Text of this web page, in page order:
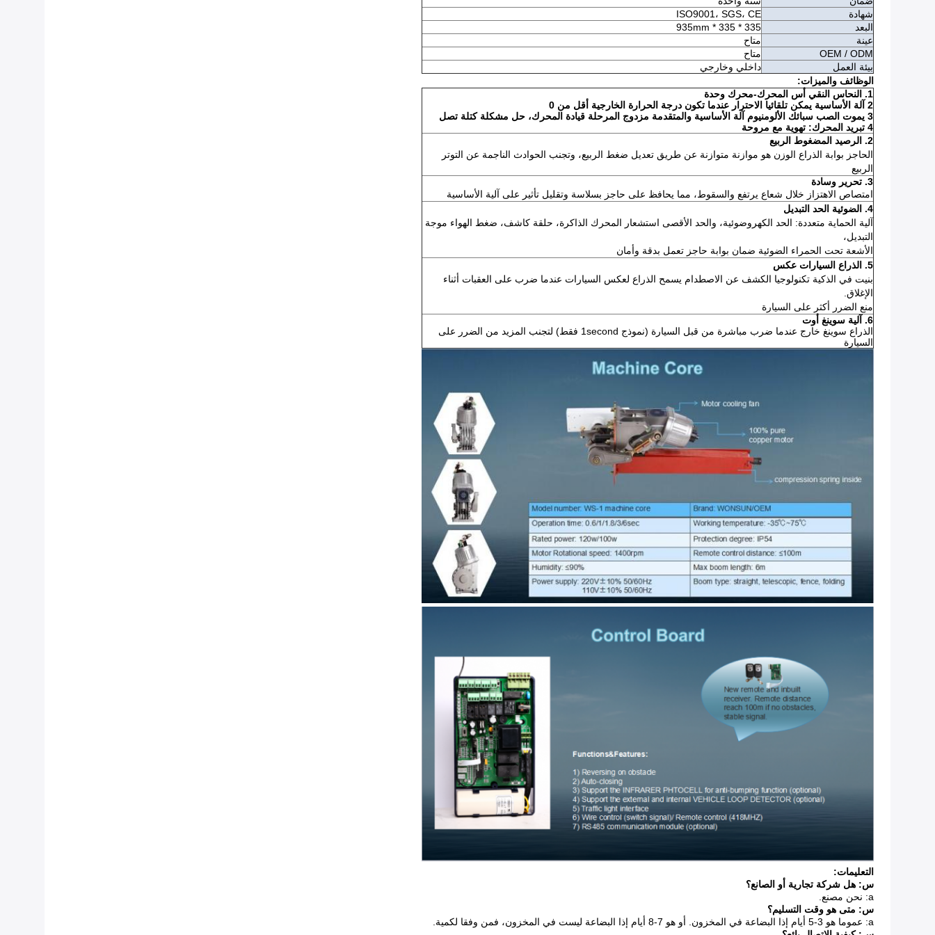
شهادة
ISO9001، SGS، CE
البعد
335 * 335 * 935mm
عينة
متاح
OEM / ODM
متاح
بيئة العمل
داخلي وخارجي
الوظائف والميزات:
1. النحاس النقي أس المحرك-محرك وحدة
2 آلة الأساسية يمكن تلقائيا الاحترار عندما تكون درجة الحرارة الخارجية أقل من 0
3 يموت الصب سبائك الألومنيوم آلة الأساسية والمتقدمة مزدوج المرحلة قيادة المحرك، حل مشكلة كتلة تصل
4 تبريد المحرك: تهوية مع مروحة
2. الرصيد المضغوط الربيع
الحاجز بوابة الذراع الوزن هو موازنة متوازنة عن طريق تعديل ضغط الربيع، وتجنب الحوادث الناجمة عن التوتر
الربيع
3. تحرير وسادة
امتصاص الاهتزاز خلال شعاع يرتفع والسقوط، مما يحافظ على حاجز بسلاسة وتقليل تأثير على آلية الأساسية
4. الضوئية الحد التبديل
آلية الحماية متعددة: الحد الكهروضوئية، والحد الأقصى استشعار المحرك الذاكرة، حلقة كاشف، ضغط الهواء موجة
التبديل،
الأشعة تحت الحمراء الضوئية ضمان بوابة حاجز تعمل بدقة وأمان
5. الذراع السيارات عكس
بنيت في الذكية تكنولوجيا الكشف عن الاصطدام يسمح الذراع لعكس السيارات عندما ضرب على العقبات أثناء
الإغلاق.
منع الضرر أكثر على السيارة
6. آلية سوينغ أوت
الذراع سوينغ خارج عندما ضرب مباشرة من قبل السيارة (نموذج 1second فقط) لتجنب المزيد من الضرر على
السيارة
التعليمات:
س: هل شركة تجارية أو الصانع؟
a: نحن مصنع.
س: متى هو وقت التسليم؟
a: عموما هو 3-5 أيام إذا البضاعة في المخزون.
أو هو 7-8 أيام إذا البضاعة ليست في المخزون، فمن وفقا لكمية.